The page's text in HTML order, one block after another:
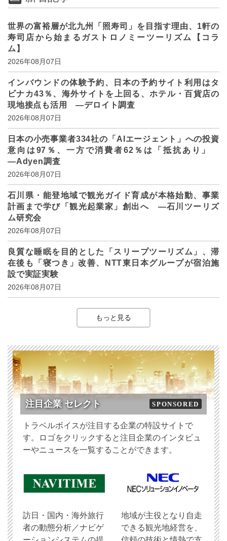
世界の富裕層が北九州「照寿司」を目指す理由、1軒の
寿司店から始まるガストロノミーツーリズム【コラ
ム】
2026年08月07日
インバウンドの体験予約、日本の予約サイト利用はタ
ビナカ43％、海外サイトを上回る、ホテル・百貨店の
現地接点も活用 ―デロイト調査
2026年08月07日
日本の小売事業者334社の「AIエージェント」への投資
意向は97％、一方で消費者62％は「抵抗あり」
―Adyen調査
2026年08月07日
石川県・能登地域で観光ガイド育成が本格始動、事業
計画まで学び「観光起業家」創出へ ―石川ツーリズ
ム研究会
2026年08月07日
良質な睡眠を目的とした「スリープツーリズム」、滞
在後も「寝つき」改善、NTT東日本グループが宿泊施
設で実証実験
2026年08月07日
もっと見る
注目企業 セレクト SPONSORED
トラベルボイスが注目する企業の特設サイトで
す。ロゴをクリックすると注目企業のインタビュ
ーやニュースを一覧することができます。
訪日・国内・海外旅行
者の動態分析／ナビゲ
地域が主役となり自走
できる観光地経営を、